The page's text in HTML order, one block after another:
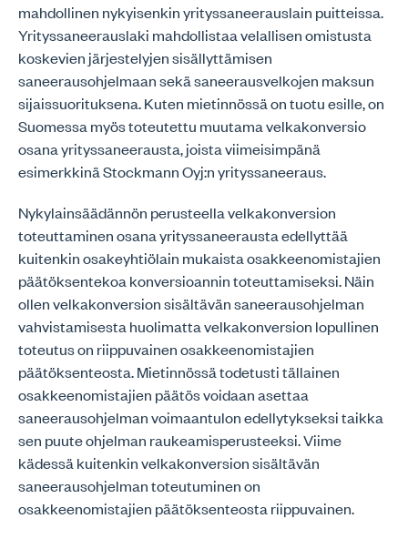
mahdollinen nykyisenkin yrityssaneerauslain puitteissa.
Yrityssaneerauslaki mahdollistaa velallisen omistusta
koskevien järjestelyjen sisällyttämisen
saneerausohjelmaan sekä saneerausvelkojen maksun
sijaissuorituksena. Kuten mietinnössä on tuotu esille, on
Suomessa myös toteutettu muutama velkakonversio
osana yrityssaneerausta, joista viimeisimpänä
esimerkkinä Stockmann Oyj:n yrityssaneeraus.
Nykylainsäädännön perusteella velkakonversion
toteuttaminen osana yrityssaneerausta edellyttää
kuitenkin osakeyhtiölain mukaista osakkeenomistajien
päätöksentekoa konversioannin toteuttamiseksi. Näin
ollen velkakonversion sisältävän saneerausohjelman
vahvistamisesta huolimatta velkakonversion lopullinen
toteutus on riippuvainen osakkeenomistajien
päätöksenteosta. Mietinnössä todetusti tällainen
osakkeenomistajien päätös voidaan asettaa
saneerausohjelman voimaantulon edellytykseksi taikka
sen puute ohjelman raukeamisperusteeksi. Viime
kädessä kuitenkin velkakonversion sisältävän
saneerausohjelman toteutuminen on
osakkeenomistajien päätöksenteosta riippuvainen.